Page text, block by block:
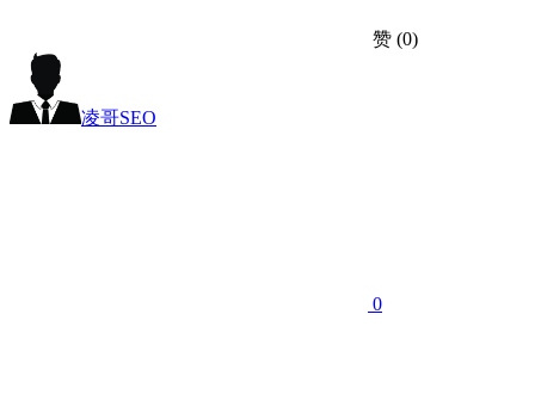
赞 (0)
凌哥SEO
0